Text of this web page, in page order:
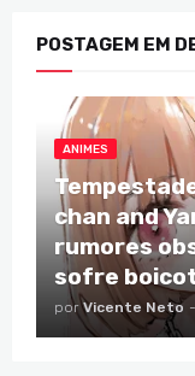
POSTAGEM EM
ANIMES
chan and
rumores
sofre
por Vicente Neto -